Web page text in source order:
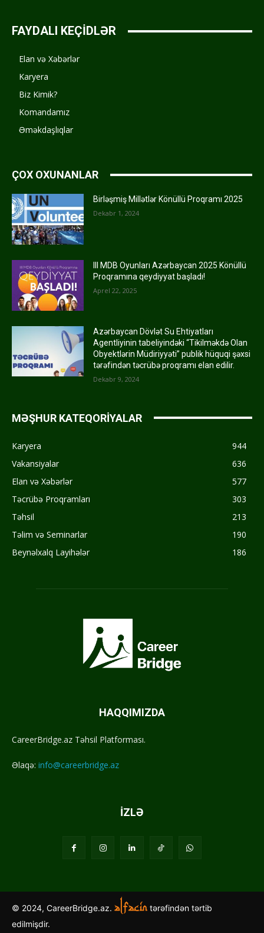
FAYDALI KEÇİDLƏR
Elan və Xəbərlər
Karyera
Biz Kimik?
Komandamız
Əməkdaşlıqlar
ÇOX OXUNANLAR
Birləşmiş Millətlər Könüllü Proqramı 2025
Dekabr 1, 2024
III MDB Oyunları Azərbaycan 2025 Könüllü
Proqramına qeydiyyat başladı!
Aprel 22, 2025
Azərbaycan Dövlət Su Ehtiyatları
Agentliyinin tabeliyindəki “Tikilməkdə Olan
Obyektlərin Müdiriyyəti” publik hüquqi şəxsi
tərəfindən təcrübə proqramı elan edilir.
Dekabr 9, 2024
MƏŞHUR KATEQORİYALAR
Karyera
944
Vakansiyalar
636
Elan və Xəbərlər
577
Təcrübə Proqramları
303
Təhsil
213
Təlim və Seminarlar
190
Beynəlxalq Layihələr
186
HAQQIMIZDA
CareerBridge.az Təhsil Platforması.
Əlaqə: info@careerbridge.az
İZLƏ
© 2024, CareerBridge.az.
tərəfindən tərtib
edilmişdir.